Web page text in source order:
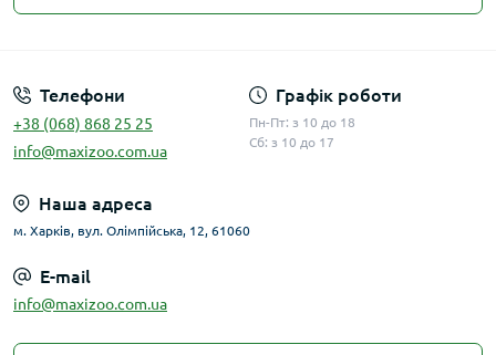
Телефони
+38 (068) 868 25 25
info@maxizoo.com.ua
Графік роботи
Пн-Пт: з 10 до 18
Сб: з 10 до 17
Наша адреса
м. Харків, вул. Олімпійська, 12, 61060
E-mail
info@maxizoo.com.ua